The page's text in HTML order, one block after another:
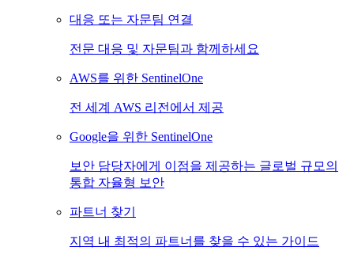
대응 또는 자문팀 연결
전문 대응 및 자문팀과 함께하세요
AWS를 위한 SentinelOne
전 세계 AWS 리전에서 제공
Google을 위한 SentinelOne
보안 담당자에게 이점을 제공하는 글로벌 규모의
통합 자율형 보안
파트너 찾기
지역 내 최적의 파트너를 찾을 수 있는 가이드